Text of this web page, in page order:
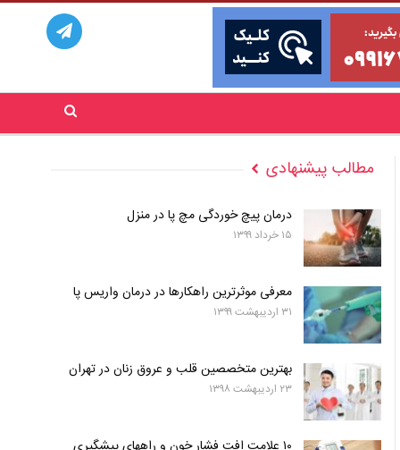
مطالب پیشنهادی
درمان پیچ خوردگی مچ پا در منزل
۱۵ خرداد ۱۳۹۹
معرفی موثرترین راهکارها در درمان واریس پا
۳۱ اردیبهشت ۱۳۹۹
بهترین متخصصین قلب و عروق زنان در تهران
۲۳ اردیبهشت ۱۳۹۸